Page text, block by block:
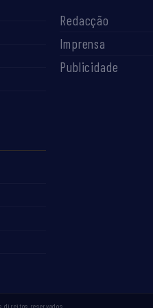
Redacção
Imprensa
Publicidade
direitos reservados.